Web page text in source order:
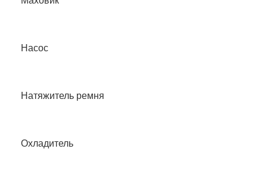
Насос
Натяжитель ремня
Охладитель